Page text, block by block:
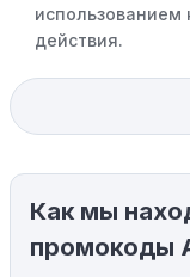
использованием
действия.
Уже со скидкой:
вас товар
магазины
Ограничения на
Некоторые
определенные
Как мы
промокоды